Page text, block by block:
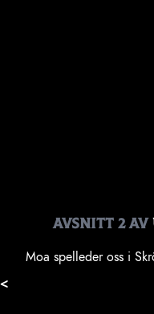
<
Avsnitt 2av
Moa spelleder oss i